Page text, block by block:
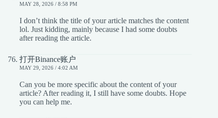
MAY 28, 2026 / 8:58 PM
I don’t think the title of your article matches the content
lol. Just kidding, mainly because I had some doubts
after reading the article.
打开Binance账户
MAY 29, 2026 / 4:02 AM
Can you be more specific about the content of your
article? After reading it, I still have some doubts. Hope
you can help me.